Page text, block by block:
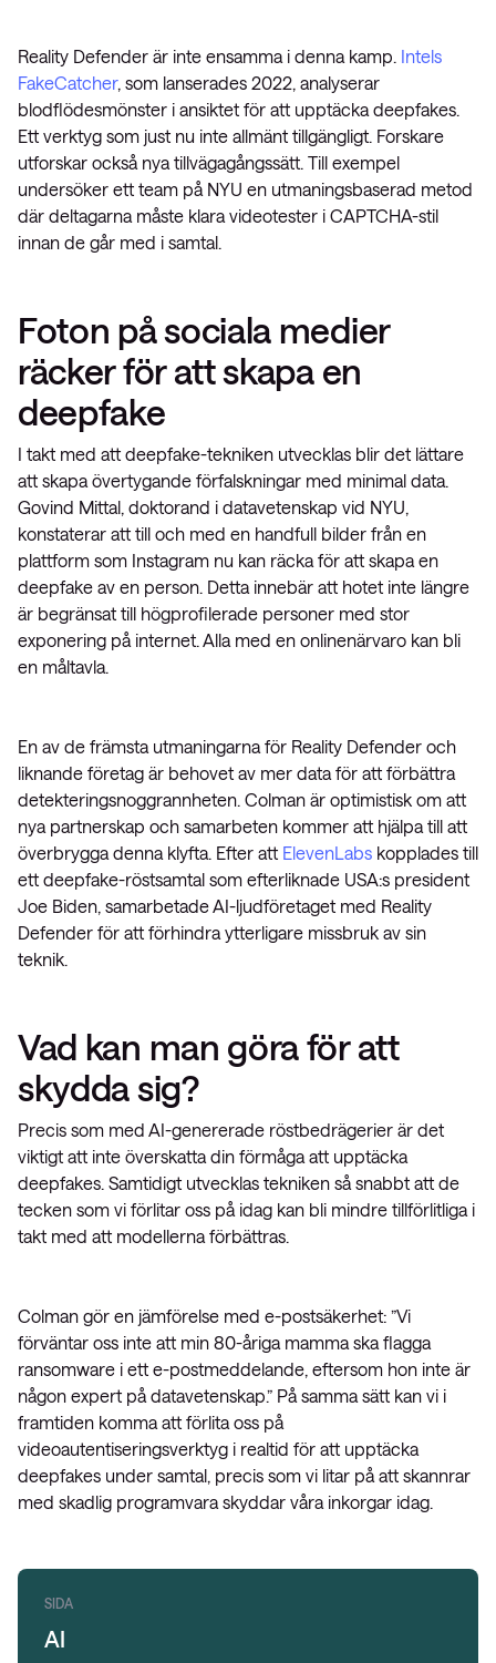
Reality Defender är inte ensamma i denna kamp. Intels
FakeCatcher, som lanserades 2022, analyserar
blodflödesmönster i ansiktet för att upptäcka deepfakes.
Ett verktyg som just nu inte allmänt tillgängligt. Forskare
utforskar också nya tillvägagångssätt. Till exempel
undersöker ett team på NYU en utmaningsbaserad metod
där deltagarna måste klara videotester i CAPTCHA-stil
innan de går med i samtal.
Foton på sociala medier
räcker för att skapa en
deepfake
I takt med att deepfake-tekniken utvecklas blir det lättare
att skapa övertygande förfalskningar med minimal data.
Govind Mittal, doktorand i datavetenskap vid NYU,
konstaterar att till och med en handfull bilder från en
plattform som Instagram nu kan räcka för att skapa en
deepfake av en person. Detta innebär att hotet inte längre
är begränsat till högprofilerade personer med stor
exponering på internet. Alla med en onlinenärvaro kan bli
en måltavla.
En av de främsta utmaningarna för Reality Defender och
liknande företag är behovet av mer data för att förbättra
detekteringsnoggrannheten. Colman är optimistisk om att
nya partnerskap och samarbeten kommer att hjälpa till att
överbrygga denna klyfta. Efter att ElevenLabs kopplades till
ett deepfake-röstsamtal som efterliknade USA:s president
Joe Biden, samarbetade AI-ljudföretaget med Reality
Defender för att förhindra ytterligare missbruk av sin
teknik.
Vad kan man göra för att
skydda sig?
Precis som med AI-genererade röstbedrägerier är det
viktigt att inte överskatta din förmåga att upptäcka
deepfakes. Samtidigt utvecklas tekniken så snabbt att de
tecken som vi förlitar oss på idag kan bli mindre tillförlitliga i
takt med att modellerna förbättras.
Colman gör en jämförelse med e-postsäkerhet: ”Vi
förväntar oss inte att min 80-åriga mamma ska flagga
ransomware i ett e-postmeddelande, eftersom hon inte är
någon expert på datavetenskap.” På samma sätt kan vi i
framtiden komma att förlita oss på
videoautentiseringsverktyg i realtid för att upptäcka
deepfakes under samtal, precis som vi litar på att skannrar
med skadlig programvara skyddar våra inkorgar idag.
SIDA
AI